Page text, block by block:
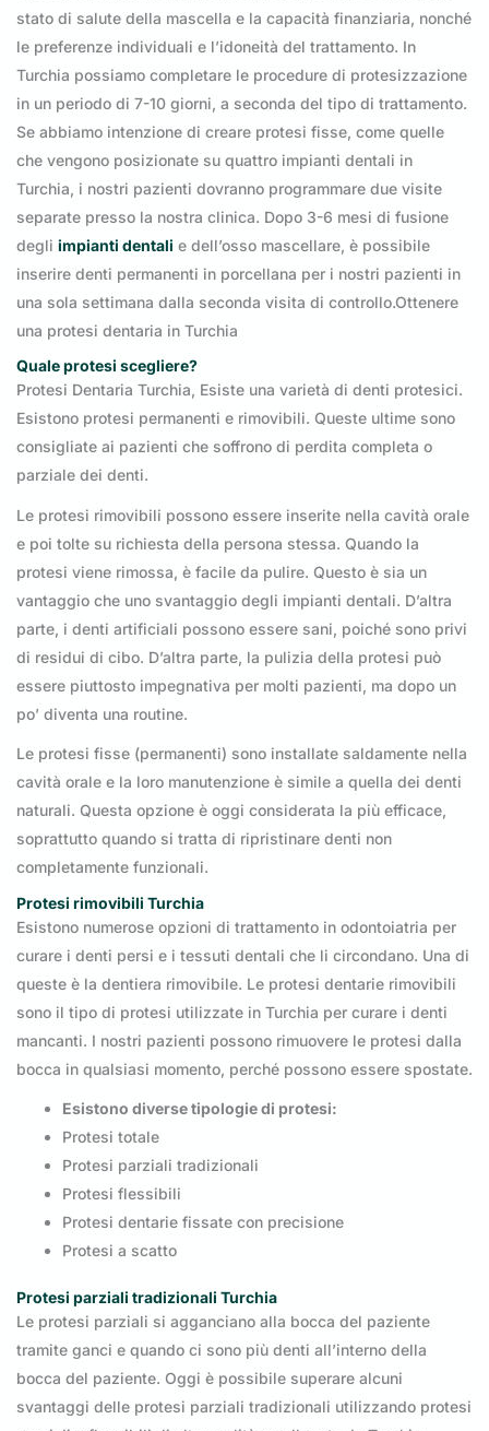
stato di salute della mascella e la capacità finanziaria, nonché
le preferenze individuali e l’idoneità del trattamento. In
Turchia possiamo completare le procedure di protesizzazione
in un periodo di 7-10 giorni, a seconda del tipo di trattamento.
Se abbiamo intenzione di creare protesi fisse, come quelle
che vengono posizionate su quattro impianti dentali in
Turchia, i nostri pazienti dovranno programmare due visite
separate presso la nostra clinica. Dopo 3-6 mesi di fusione
degli impianti dentali e dell’osso mascellare, è possibile
inserire denti permanenti in porcellana per i nostri pazienti in
una sola settimana dalla seconda visita di controllo.Ottenere
una protesi dentaria in Turchia
Quale protesi scegliere?
Protesi Dentaria Turchia, Esiste una varietà di denti protesici.
Esistono protesi permanenti e rimovibili. Queste ultime sono
consigliate ai pazienti che soffrono di perdita completa o
parziale dei denti.
Le protesi rimovibili possono essere inserite nella cavità orale
e poi tolte su richiesta della persona stessa. Quando la
protesi viene rimossa, è facile da pulire. Questo è sia un
vantaggio che uno svantaggio degli impianti dentali. D’altra
parte, i denti artificiali possono essere sani, poiché sono privi
di residui di cibo. D’altra parte, la pulizia della protesi può
essere piuttosto impegnativa per molti pazienti, ma dopo un
po’ diventa una routine.
Le protesi fisse (permanenti) sono installate saldamente nella
cavità orale e la loro manutenzione è simile a quella dei denti
naturali. Questa opzione è oggi considerata la più efficace,
soprattutto quando si tratta di ripristinare denti non
completamente funzionali.
Protesi rimovibili Turchia
Esistono numerose opzioni di trattamento in odontoiatria per
curare i denti persi e i tessuti dentali che li circondano. Una di
queste è la dentiera rimovibile. Le protesi dentarie rimovibili
sono il tipo di protesi utilizzate in Turchia per curare i denti
mancanti. I nostri pazienti possono rimuovere le protesi dalla
bocca in qualsiasi momento, perché possono essere spostate.
Esistono diverse tipologie di protesi:
Protesi totale
Protesi parziali tradizionali
Protesi flessibili
Protesi dentarie fissate con precisione
Protesi a scatto
Protesi parziali tradizionali Turchia
Le protesi parziali si agganciano alla bocca del paziente
tramite ganci e quando ci sono più denti all’interno della
bocca del paziente. Oggi è possibile superare alcuni
svantaggi delle protesi parziali tradizionali utilizzando protesi